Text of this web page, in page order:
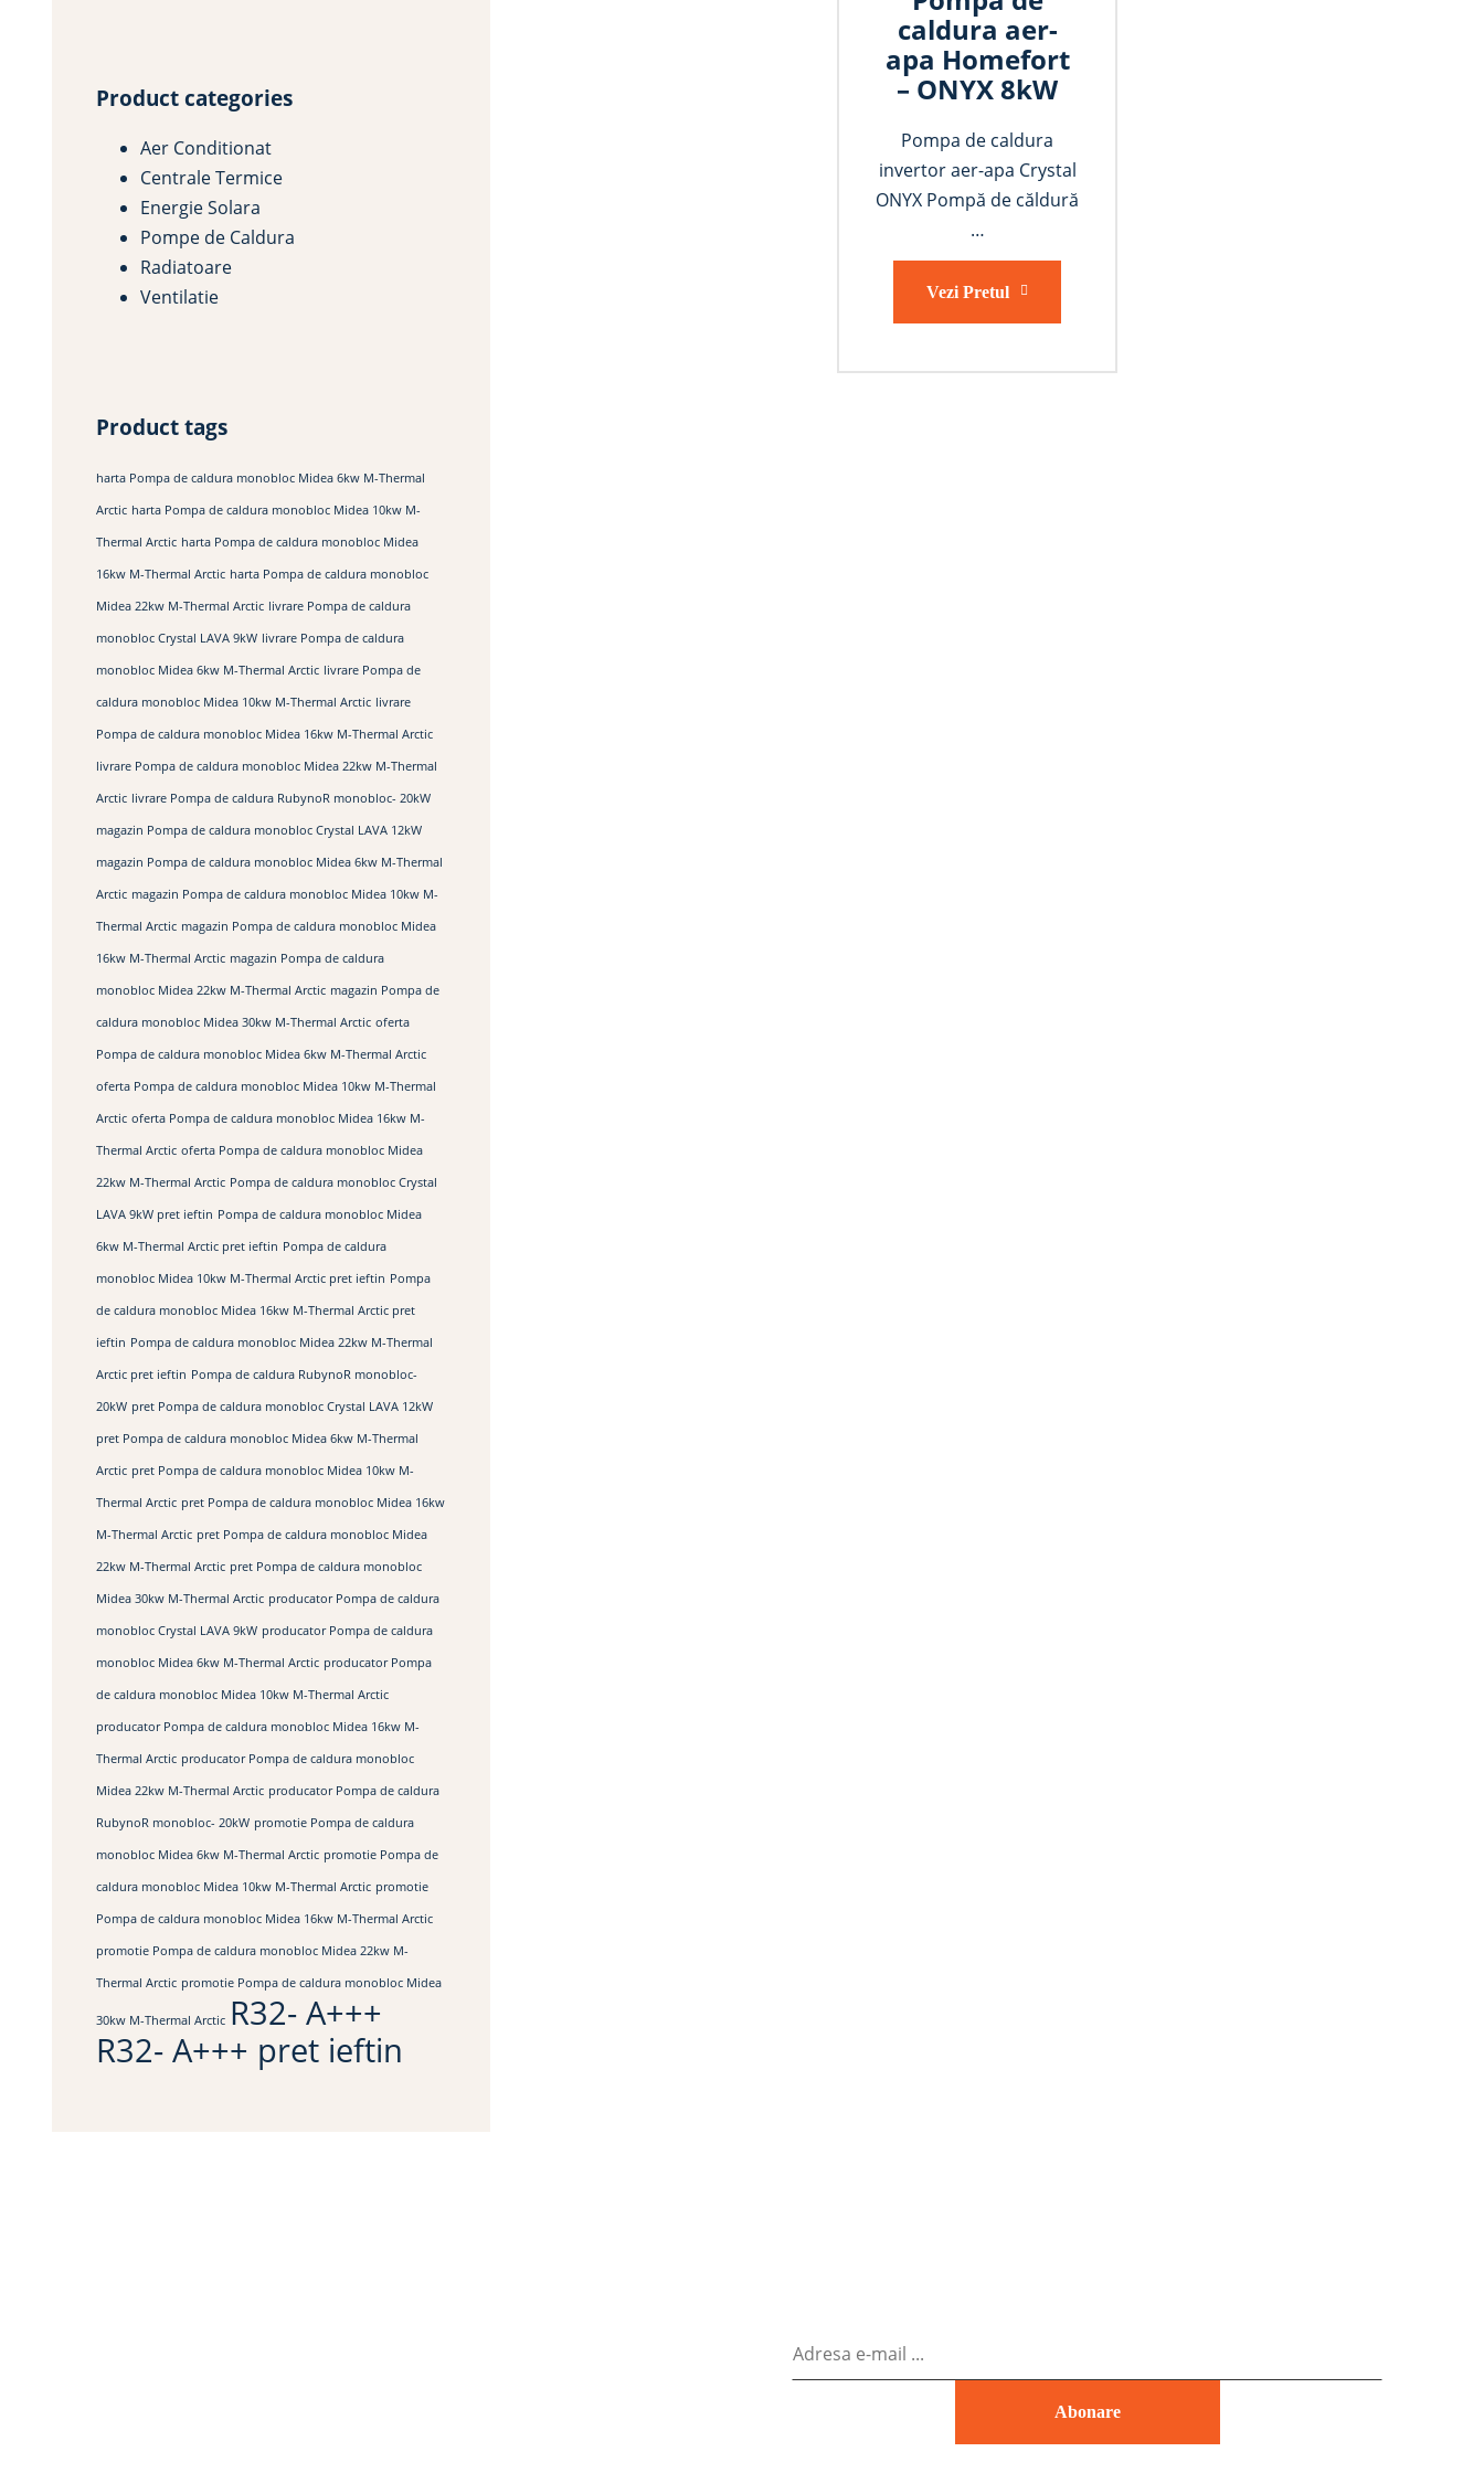
caldura aer-
apa Homefort
– ONYX 8kW
Pompa de caldura
invertor aer-apa Crystal
ONYX Pompă de căldură
…
Vezi Pretul
Product categories
Aer Conditionat
Centrale Termice
Energie Solara
Pompe de Caldura
Radiatoare
Ventilatie
Product tags
harta Pompa de caldura monobloc Midea 6kw M-Thermal
Arctic harta Pompa de caldura monobloc Midea 10kw M-
Thermal Arctic harta Pompa de caldura monobloc Midea
16kw M-Thermal Arctic harta Pompa de caldura monobloc
Midea 22kw M-Thermal Arctic livrare Pompa de caldura
monobloc Crystal LAVA 9kW livrare Pompa de caldura
monobloc Midea 6kw M-Thermal Arctic livrare Pompa de
caldura monobloc Midea 10kw M-Thermal Arctic livrare
Pompa de caldura monobloc Midea 16kw M-Thermal Arctic
livrare Pompa de caldura monobloc Midea 22kw M-Thermal
Arctic livrare Pompa de caldura RubynoR monobloc- 20kW
magazin Pompa de caldura monobloc Crystal LAVA 12kW
magazin Pompa de caldura monobloc Midea 6kw M-Thermal
Arctic magazin Pompa de caldura monobloc Midea 10kw M-
Thermal Arctic magazin Pompa de caldura monobloc Midea
16kw M-Thermal Arctic magazin Pompa de caldura
monobloc Midea 22kw M-Thermal Arctic magazin Pompa de
caldura monobloc Midea 30kw M-Thermal Arctic oferta
Pompa de caldura monobloc Midea 6kw M-Thermal Arctic
oferta Pompa de caldura monobloc Midea 10kw M-Thermal
Arctic oferta Pompa de caldura monobloc Midea 16kw M-
Thermal Arctic oferta Pompa de caldura monobloc Midea
22kw M-Thermal Arctic Pompa de caldura monobloc Crystal
LAVA 9kW pret ieftin Pompa de caldura monobloc Midea
6kw M-Thermal Arctic pret ieftin Pompa de caldura
monobloc Midea 10kw M-Thermal Arctic pret ieftin Pompa
de caldura monobloc Midea 16kw M-Thermal Arctic pret
ieftin Pompa de caldura monobloc Midea 22kw M-Thermal
Arctic pret ieftin Pompa de caldura RubynoR monobloc-
20kW pret Pompa de caldura monobloc Crystal LAVA 12kW
pret Pompa de caldura monobloc Midea 6kw M-Thermal
Arctic pret Pompa de caldura monobloc Midea 10kw M-
Thermal Arctic pret Pompa de caldura monobloc Midea 16kw
M-Thermal Arctic pret Pompa de caldura monobloc Midea
22kw M-Thermal Arctic pret Pompa de caldura monobloc
Midea 30kw M-Thermal Arctic producator Pompa de caldura
monobloc Crystal LAVA 9kW producator Pompa de caldura
monobloc Midea 6kw M-Thermal Arctic producator Pompa
de caldura monobloc Midea 10kw M-Thermal Arctic
producator Pompa de caldura monobloc Midea 16kw M-
Thermal Arctic producator Pompa de caldura monobloc
Midea 22kw M-Thermal Arctic producator Pompa de caldura
RubynoR monobloc- 20kW promotie Pompa de caldura
monobloc Midea 6kw M-Thermal Arctic promotie Pompa de
caldura monobloc Midea 10kw M-Thermal Arctic promotie
Pompa de caldura monobloc Midea 16kw M-Thermal Arctic
promotie Pompa de caldura monobloc Midea 22kw M-
Thermal Arctic promotie Pompa de caldura monobloc Midea
30kw M-Thermal Arctic R32- A+++
R32- A+++ pret ieftin
Abonare